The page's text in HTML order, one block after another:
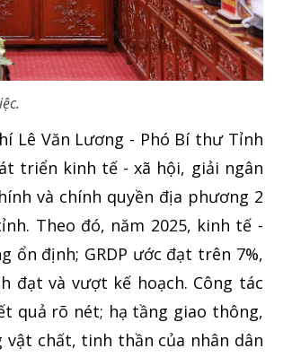
Lê Văn Lương - Phó Bí thư Tỉnh
triển kinh tế - xã hội, giải ngân
và chính quyền địa phương 2
Theo đó, năm 2025, kinh tế -
định; GRDP ước đạt trên 7%,
đạt và vượt kế hoạch. Công tác
quả rõ nét; hạ tầng giao thông,
chất, tinh thần của nhân dân